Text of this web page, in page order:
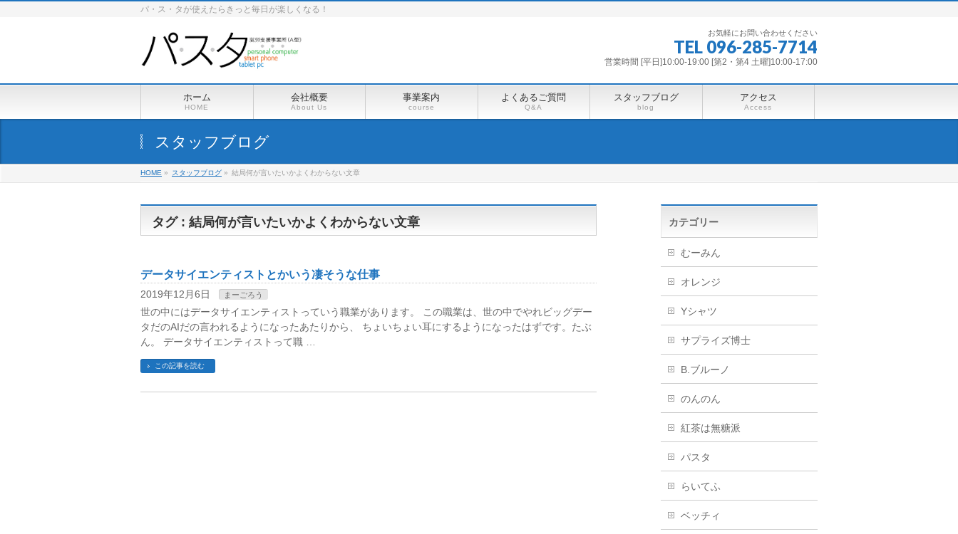
パ・ス・タが使えたらきっと毎日が楽しくなる！
お気軽にお問い合わせください
TEL 096-285-7714
営業時間 [平日]10:00-19:00 [第2・第4 土曜]10:00-17:00
ホーム
HOME
会社概要
About Us
事業案内
course
よくあるご質問
Q&A
スタッフブログ
blog
アクセス
Access
スタッフブログ
HOME » スタッフブログ » 結局何が言いたいかよくわからない文章
タグ : 結局何が言いたいかよくわからない文章
データサイエンティストとかいう凄そうな仕事
2019年12月6日 まーごろう
世の中にはデータサイエンティストっていう職業があります。 この職業は、世の中でやれビッグデー
タだのAIだの言われるようになったあたりから、 ちょいちょい耳にするようになったはずです。たぶ
ん。 データサイエンティストって職 …
この記事を読む
カテゴリー
むーみん
オレンジ
Yシャツ
サプライズ博士
B.ブルーノ
のんのん
紅茶は無糖派
パスタ
らいてふ
ベッチィ